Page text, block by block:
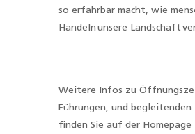
so erfahrbar macht, wie
Handeln unsere Landschaft
Weitere Infos zu
Führungen, und begleitenden
finden Sie auf der Homepage